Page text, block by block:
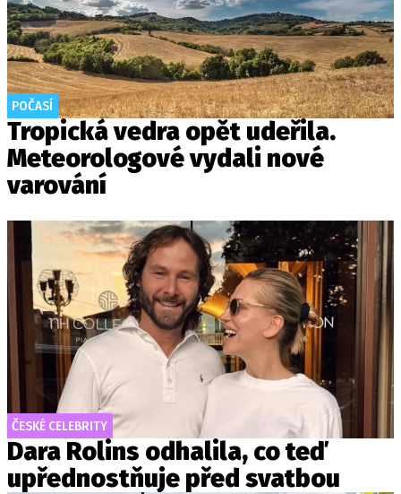
POČASÍ
Tropická vedra opět udeřila.
Meteorologové vydali nové
varování
ČESKÉ CELEBRITY
Dara Rolins odhalila, co teď
upřednostňuje před svatbou